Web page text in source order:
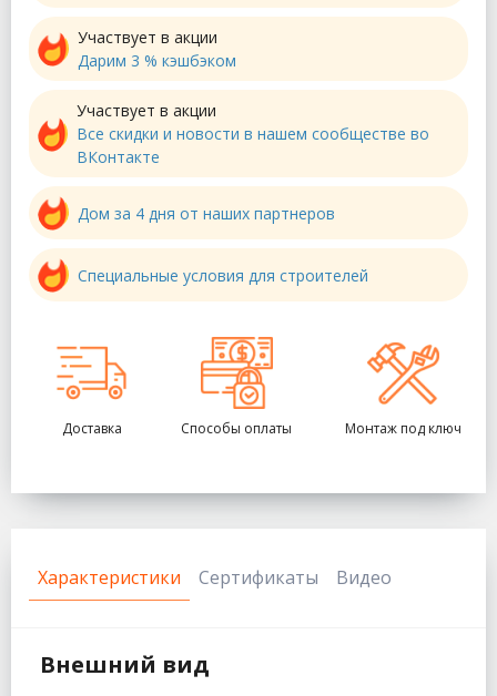
Участвует в акции
Дарим 3 % кэшбэком
Участвует в акции
Все скидки и новости в нашем сообществе во
ВКонтакте
Дом за 4 дня от наших партнеров
Специальные условия для строителей
Доставка Способы оплаты Монтаж под ключ
Характеристики Сертификаты Видео
Внешний вид